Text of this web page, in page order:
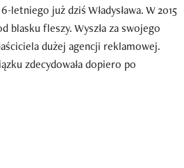
letniego już dziś Władysława. W 2015
blasku fleszy. Wyszła za swojego
dużej agencji reklamowej.
zdecydowała dopiero po